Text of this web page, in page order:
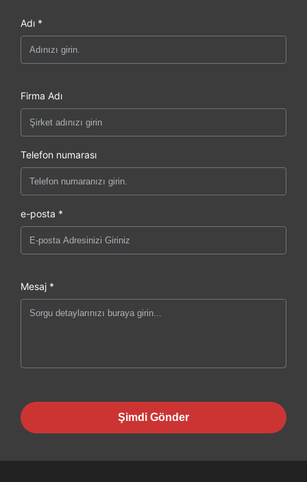
Adı *
Firma Adı
Telefon numarası
e-posta *
Mesaj *
Şimdi Gönder